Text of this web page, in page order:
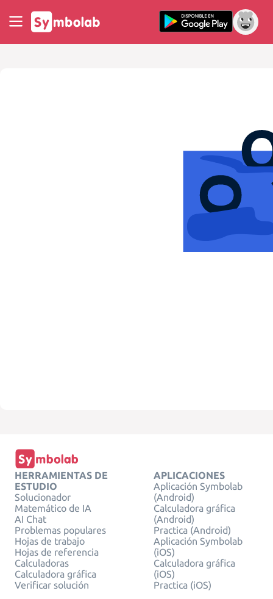
HERRAMIENTAS DE
ESTUDIO
Solucionador
Matemático de IA
AI Chat
Problemas populares
Hojas de trabajo
Hojas de referencia
Calculadoras
Calculadora gráfica
Verificar solución
APLICACIONES
Aplicación Symbolab
(Android)
Calculadora gráfica
(Android)
Practica (Android)
Aplicación Symbolab
(iOS)
Calculadora gráfica
(iOS)
Practica (iOS)